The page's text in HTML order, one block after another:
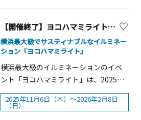
&nbsp;(きのこメニュー:15店舗、発酵
食材メニュー:7店舗、誘惑メニュー:17
店舗)&nbsp;※詳細は横浜ランドマーク
タワーHPをご覧ください。
&nbsp;主なプログラム ○外国人留学
生向け合同会社説明会 ○外国人留学
生向け就職支援講座 ○居合ショーや
大道芸などのステージパフォーマンス
○日本の文化体験「浴衣着付け体
り公式ウェブサイト
https://kanafanevent.com/ &nbsp;
※荒天中止■開催時間：17：15～20：
場 内馬場芝生広場、サンサン広場
■入場料：無料【盆踊り】概要定番の
盆踊りの曲をはじめ、J-POPやアニメ
ソングまで誰でも楽しく踊れます。そ
の場で踊り方をレクチャーするので、
初めて盆踊りを体験する方も気軽に参
加できます。■開催日時：8月3日
街を舞台に実施いたします。観覧は無
料。世代や国籍も越えて交流し、横浜
のパワーや笑顔の魅力を発信すること
開催日：2025年10月18日（土）・19日
（日）※ 雨天決行 荒天中止■時
間：10：00～18：00■場所10月
18（土） 馬車道通り一帯10月
【開催終了】ヨコハマミライト2025 ～みらいを照らす、光のまち～
横浜最大級でサスティナブルなイルミネー
ション『ヨコハマミライト』
横浜最大級のイルミネーションのイベ
ント「ヨコハマミライト」は、2025年
11月6日（木）～2026年2月8日（日）
の期間、「横浜駅東口」から「グラン
2025年11月6日（木）～2026年2月8日
（日）